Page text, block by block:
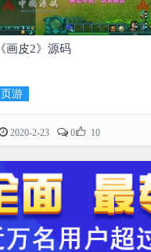
《画皮2》源码
页游
2020-2-23 0 10